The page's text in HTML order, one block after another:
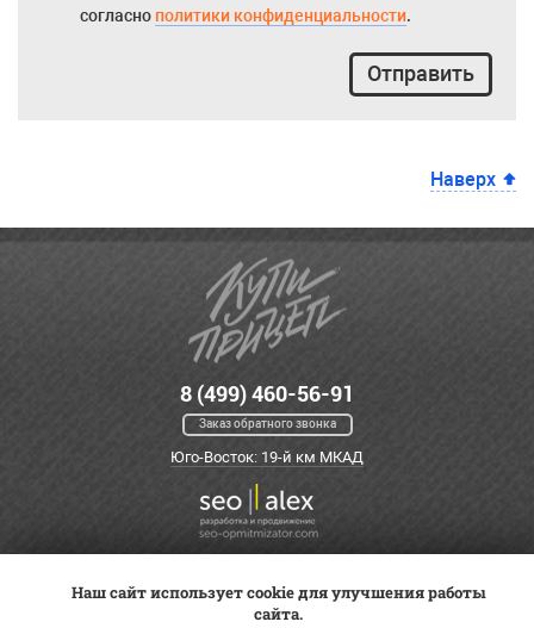
согласно политики конфиденциальности.
Отправить
Наверх
8 (499) 460-56-91
Заказ обратного звонка
Юго-Восток: 19-й км МКАД
Трейд-ин ВК Видео
Наш сайт использует cookie для улучшения работы
сайта.